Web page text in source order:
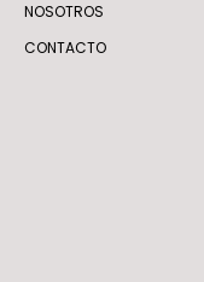
NOSOTROS
CONTACTO